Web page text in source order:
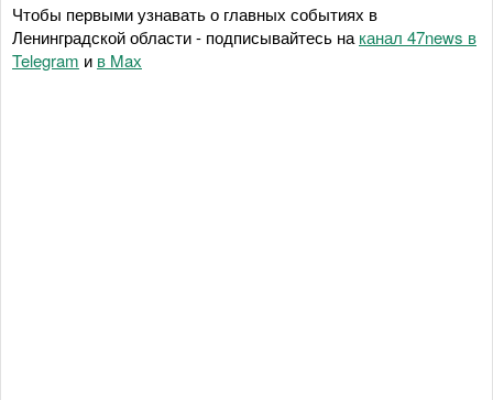
Чтобы первыми узнавать о главных событиях в
Ленинградской области - подписывайтесь на канал 47news в
Telegram и в Maх